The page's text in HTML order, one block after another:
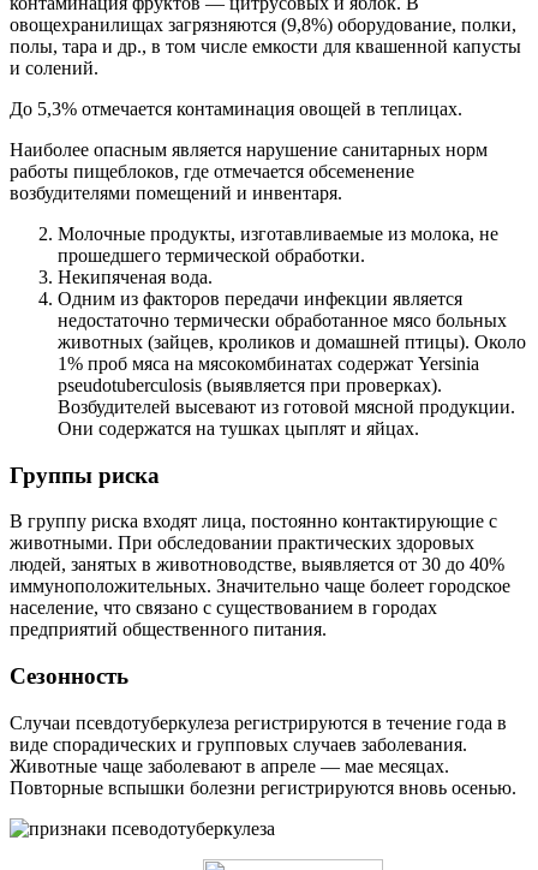
овощехранилищах загрязняются (9,8%) оборудование, полки,
полы, тара и др., в том числе емкости для квашенной капусты
и солений.
До 5,3% отмечается контаминация овощей в теплицах.
Наиболее опасным является нарушение санитарных норм
работы пищеблоков, где отмечается обсеменение
возбудителями помещений и инвентаря.
Молочные продукты, изготавливаемые из молока, не
прошедшего термической обработки.
Некипяченая вода.
Одним из факторов передачи инфекции является
недостаточно термически обработанное мясо больных
животных (зайцев, кроликов и домашней птицы). Около
1% проб мяса на мясокомбинатах содержат Yersinia
pseudotuberculosis (выявляется при проверках).
Возбудителей высевают из готовой мясной продукции.
Они содержатся на тушках цыплят и яйцах.
Группы риска
В группу риска входят лица, постоянно контактирующие с
животными. При обследовании практических здоровых
людей, занятых в животноводстве, выявляется от 30 до 40%
иммуноположительных. Значительно чаще болеет городское
население, что связано с существованием в городах
предприятий общественного питания.
Сезонность
Случаи псевдотуберкулеза регистрируются в течение года в
виде спорадических и групповых случаев заболевания.
Животные чаще заболевают в апреле — мае месяцах.
Повторные вспышки болезни регистрируются вновь осенью.